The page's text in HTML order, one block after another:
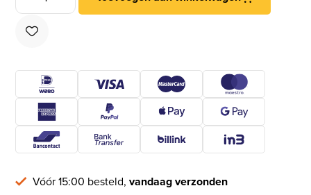
Vóór 15:00 besteld,vandaag verzonden